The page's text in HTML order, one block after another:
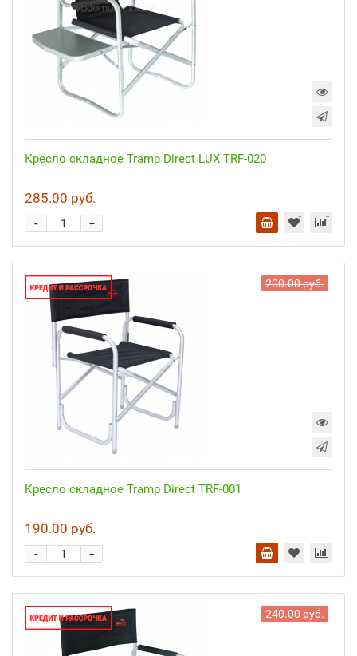
Кресло складное Tramp Direct LUX TRF-020
285.00 руб.
+
-
200.00 руб.
Кресло складное Tramp Direct TRF-001
190.00 руб.
+
-
240.00 руб.